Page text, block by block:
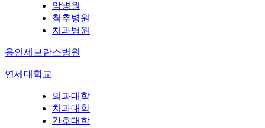
암병원
척추병원
치과병원
용인세브란스병원
연세대학교
의과대학
치과대학
간호대학